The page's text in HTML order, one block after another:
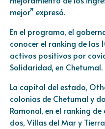
mejor” expresó.
En el programa, el
conocer el ranking de las
activos positivos por
Solidaridad, en Chetumal.
La capital del estado,
colonias de Chetumal y
Ramonal, en el ranking
dos, Villas del Mar y